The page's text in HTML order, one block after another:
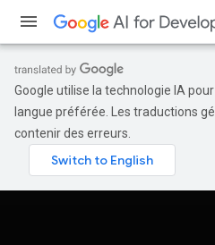
Google utilise la technologie IA
langue préférée. Les traductions
contenir des erreurs.